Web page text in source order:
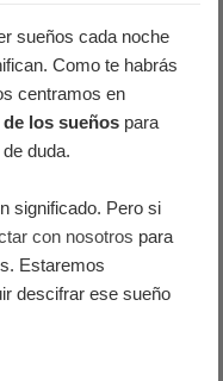
sueños cada noche
Como te habrás
centramos en
los sueños para
duda.
significado. Pero si
con nosotros para
Estaremos
descifrar ese sueño